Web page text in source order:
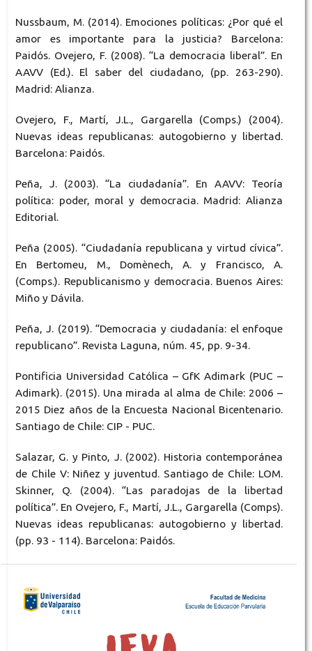
Nussbaum, M. (2014). Emociones políticas: ¿Por qué el
amor es importante para la justicia? Barcelona:
Paidós. Ovejero, F. (2008). “La democracia liberal”. En
AAVV (Ed.). El saber del ciudadano, (pp. 263-290).
Madrid: Alianza.
Ovejero, F., Martí, J.L., Gargarella (Comps.) (2004).
Nuevas ideas republicanas: autogobierno y libertad.
Barcelona: Paidós.
Peña, J. (2003). “La ciudadanía”. En AAVV: Teoría
política: poder, moral y democracia. Madrid: Alianza
Editorial.
Peña (2005). “Ciudadanía republicana y virtud cívica”.
En Bertomeu, M., Domènech, A. y Francisco, A.
(Comps.). Republicanismo y democracia. Buenos Aires:
Miño y Dávila.
Peña, J. (2019). “Democracia y ciudadanía: el enfoque
republicano”. Revista Laguna, núm. 45, pp. 9-34.
Pontificia Universidad Católica – GfK Adimark (PUC –
Adimark). (2015). Una mirada al alma de Chile: 2006 –
2015 Diez años de la Encuesta Nacional Bicentenario.
Santiago de Chile: CIP - PUC.
Salazar, G. y Pinto, J. (2002). Historia contemporánea
de Chile V: Niñez y juventud. Santiago de Chile: LOM.
Skinner, Q. (2004). “Las paradojas de la libertad
política”. En Ovejero, F., Martí, J.L., Gargarella (Comps).
Nuevas ideas republicanas: autogobierno y libertad.
(pp. 93 - 114). Barcelona: Paidós.